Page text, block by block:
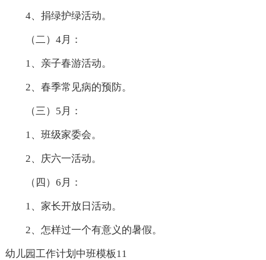
4、捐绿护绿活动。
（二）4月：
1、亲子春游活动。
2、春季常见病的预防。
（三）5月：
1、班级家委会。
2、庆六一活动。
（四）6月：
1、家长开放日活动。
2、怎样过一个有意义的暑假。
幼儿园工作计划中班模板11